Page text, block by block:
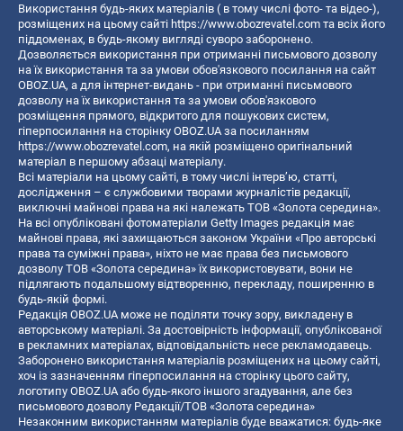
Використання будь-яких матеріалів ( в тому числі фото- та відео-),
розміщених на цьому сайті https://www.obozrevatel.com та всіх його
піддоменах, в будь-якому вигляді суворо заборонено.
Дозволяється використання при отриманні письмового дозволу
на їх використання та за умови обов'язкового посилання на сайт
OBOZ.UA, а для інтернет-видань - при отриманні письмового
дозволу на їх використання та за умови обов'язкового
розміщення прямого, відкритого для пошукових систем,
гіперпосилання на сторінку OBOZ.UA за посиланням
https://www.obozrevatel.com, на якій розміщено оригінальний
матеріал в першому абзаці матеріалу.
Всі матеріали на цьому сайті, в тому числі інтерв’ю, статті,
дослідження – є службовими творами журналістів редакції,
виключні майнові права на які належать ТОВ «Золота середина».
На всі опубліковані фотоматеріали Getty Images редакція має
майнові права, які захищаються законом України «Про авторські
права та суміжні права», ніхто не має права без письмового
дозволу ТОВ «Золота середина» їх використовувати, вони не
підлягають подальшому відтворенню, перекладу, поширенню в
будь-якій формі.
Редакція OBOZ.UA може не поділяти точку зору, викладену в
авторському матеріалі. За достовірність інформації, опублікованої
в рекламних матеріалах, відповідальність несе рекламодавець.
Заборонено використання матеріалів розміщених на цьому сайті,
хоч із зазначенням гіперпосилання на сторінку цього сайту,
логотипу OBOZ.UA або будь-якого іншого згадування, але без
письмового дозволу Редакції/ТОВ «Золота середина»
Незаконним використанням матеріалів буде вважатися: будь-яке